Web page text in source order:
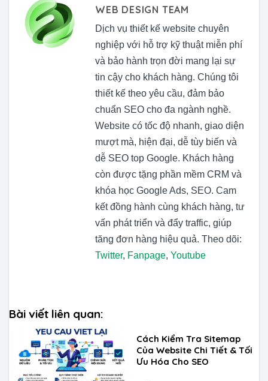
WEB DESIGN TEAM
Dịch vụ thiết kế website chuyên
nghiệp với hỗ trợ kỹ thuật miễn phí
và bảo hành trọn đời mang lại sự
tin cậy cho khách hàng. Chúng tôi
thiết kế theo yêu cầu, đảm bảo
chuẩn SEO cho đa ngành nghề.
Website có tốc độ nhanh, giao diện
mượt mà, hiện đại, dễ tùy biến và
dễ SEO top Google. Khách hàng
còn được tặng phần mềm CRM và
khóa học Google Ads, SEO. Cam
kết đồng hành cùng khách hàng, tư
vấn phát triển và đẩy traffic, giúp
tăng đơn hàng hiệu quả. Theo dõi:
Twitter, Fanpage, Youtube
Bài viết liên quan:
Cách Kiểm Tra Sitemap
Của Website Chi Tiết & Tối
Ưu Hóa Cho SEO